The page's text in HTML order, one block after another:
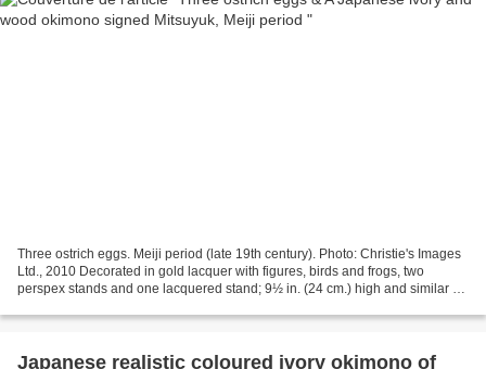
Three ostrich eggs. Meiji period (late 19th century). Photo: Christie's Images
Ltd., 2010 Decorated in gold lacquer with figures, birds and frogs, two
perspex stands and one lacquered stand; 9½ in. (24 cm.) high and similar (3)
Japanese realistic coloured ivory okimono of